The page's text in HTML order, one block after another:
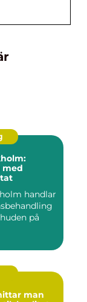
med
handlar
på